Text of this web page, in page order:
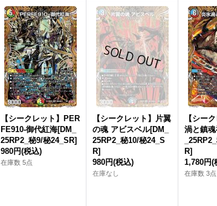
【シークレット】PER
FE910-御代紅海[DM_
25RP2_秘9/秘24_SR]
980円(税込)
在庫数 5点
【シークレット】片翼
の魂 アビスベル[DM_
25RP2_秘10/秘24_S
R]
980円(税込)
在庫なし
【シー
渦と鎮
R]
1,780円(
在庫数 3点